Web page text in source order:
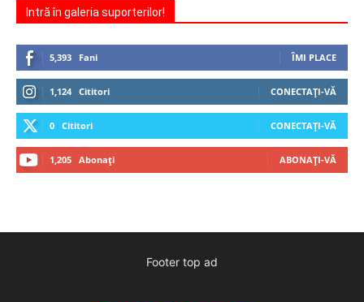
Intră în galeria suporterilor!
5,393 Fani ÎMI PLACE
1,124 Cititori CONECTAȚI-VĂ
0 Cititori CONECTAȚI-VĂ
1,205 Abonați ABONAȚI-VĂ
Footer top ad